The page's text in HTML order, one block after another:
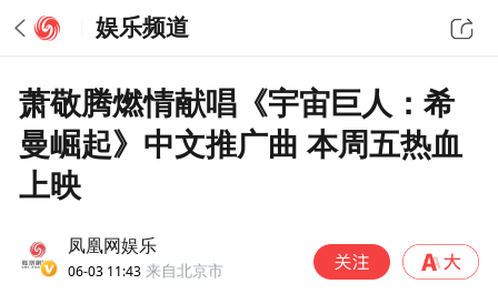
娱乐频道
萧敬腾燃情献唱《宇宙巨人：希
曼崛起》中文推广曲 本周五热血
上映
凤凰网娱乐
06-03 11:43 来自北京市